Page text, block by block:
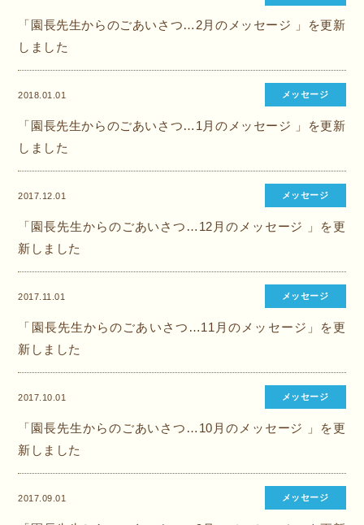
「園長先生からのごあいさつ…2月のメッセージ 」を更新
しました
2018.01.01 メッセージ
「園長先生からのごあいさつ…1月のメッセージ 」を更新
しました
2017.12.01 メッセージ
「園長先生からのごあいさつ…12月のメッセージ 」を更
新しました
2017.11.01 メッセージ
「園長先生からのごあいさつ…11月のメッセージ」を更
新しました
2017.10.01 メッセージ
「園長先生からのごあいさつ…10月のメッセージ 」を更
新しました
2017.09.01 メッセージ